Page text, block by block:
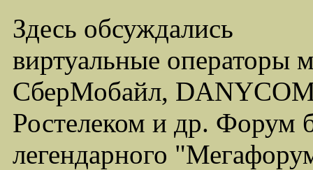
Здесь обсуждались
виртуальные операторы
СберМобайл,
Ростелеком и др. Форум
легендарного